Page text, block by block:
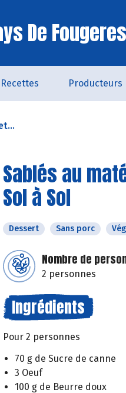
De Fougeres
Recettes Producteurs
Sablés au
Sol à Sol
Dessert Sans porc
Nombre de
2 personnes
Ingrédients
Pour 2 personnes
70 g de Sucre de canne
3 Oeuf
100 g de Beurre doux